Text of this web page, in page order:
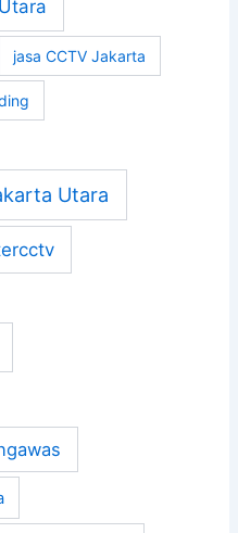
jasa CCTV Jakarta
Utara